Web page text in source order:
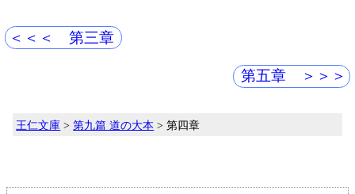
＜＜＜ 第三章
第五章 ＞＞＞
王仁文庫 >第九篇 道の大本 > 第四章